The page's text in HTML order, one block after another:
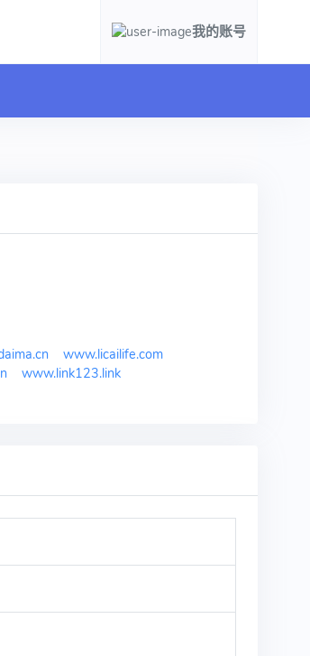
我的账号
www.licailife.com
www.link123.link